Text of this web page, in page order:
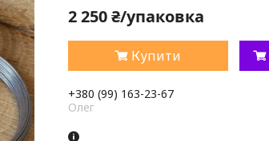
2 250 ₴/упаковка
Купити
+380 (99) 163-23-67
Олег